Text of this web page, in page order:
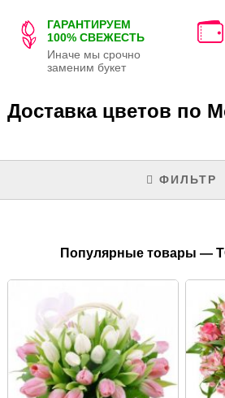
ГАРАНТИРУЕМ
100% СВЕЖЕСТЬ
Иначе мы срочно
заменим букет
Доставка цветов по
ФИЛЬТР
Популярные товары —